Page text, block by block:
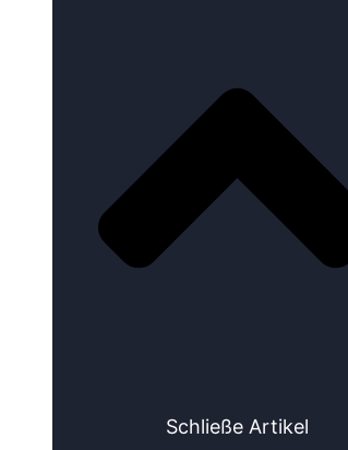
Schließe Artikel